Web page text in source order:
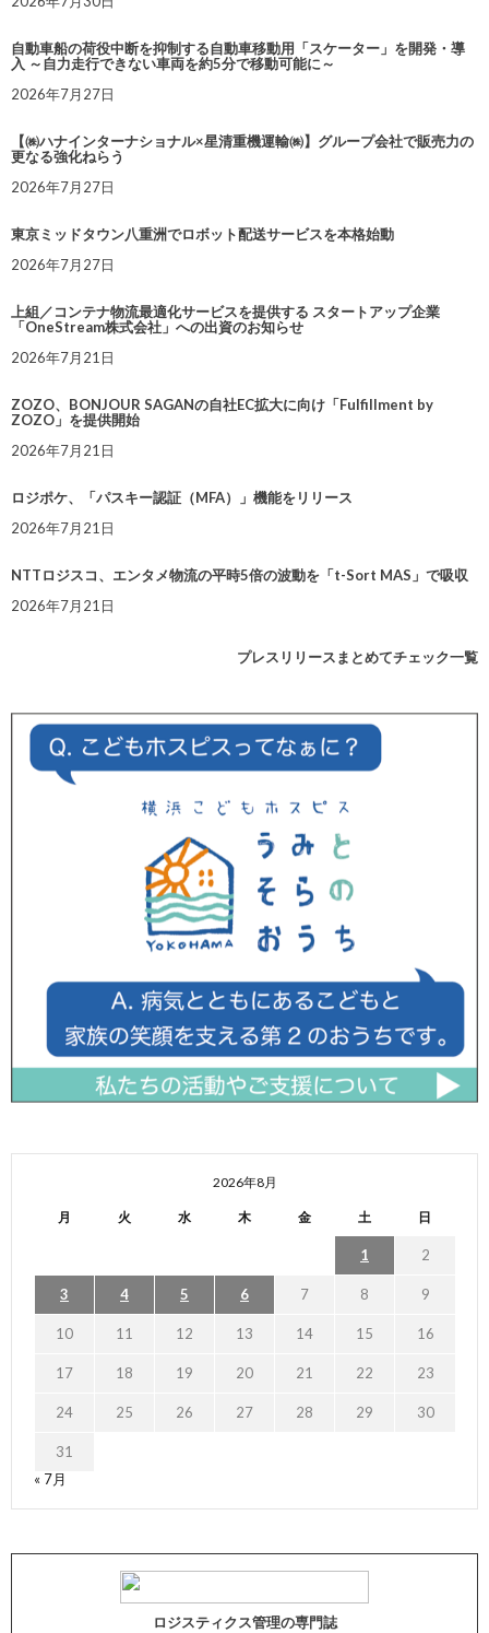
自動車船の荷役中断を抑制する自動車移動用「スケーター」を開発・導
入 ～自力走行できない車両を約5分で移動可能に～
2026年7月27日
【㈱ハナインターナショナル×星清重機運輸㈱】グループ会社で販売力の
更なる強化ねらう
2026年7月27日
東京ミッドタウン八重洲でロボット配送サービスを本格始動
2026年7月27日
上組／コンテナ物流最適化サービスを提供する スタートアップ企業
「OneStream株式会社」への出資のお知らせ
2026年7月21日
ZOZO、BONJOUR SAGANの自社EC拡大に向け「Fulfillment by
ZOZO」を提供開始
2026年7月21日
ロジポケ、「パスキー認証（MFA）」機能をリリース
2026年7月21日
NTTロジスコ、エンタメ物流の平時5倍の波動を「t-Sort MAS」で吸収
2026年7月21日
プレスリリースまとめてチェック一覧
2026年8月
月 火 水 木 金 土 日
1 2
3 4 5 6 7 8 9
10 11 12 13 14 15 16
17 18 19 20 21 22 23
24 25 26 27 28 29 30
31
« 7月
ロジスティクス管理の専門誌